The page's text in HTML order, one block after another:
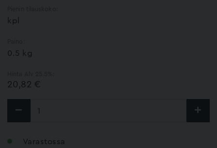
kpl
0.5 kg
20,82 €
Varastossa